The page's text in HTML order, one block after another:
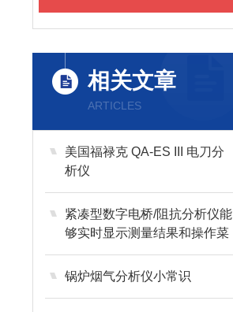
相关文章
ARTICLES
美国福禄克 QA-ES III 电刀分
析仪
紧凑型数字电桥/阻抗分析仪能
够实时显示测量结果和操作菜
单
锅炉烟气分析仪小常识